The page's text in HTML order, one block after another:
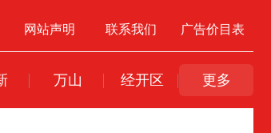
网站声明 联系我们 广告价目表
万山 经开区 更多